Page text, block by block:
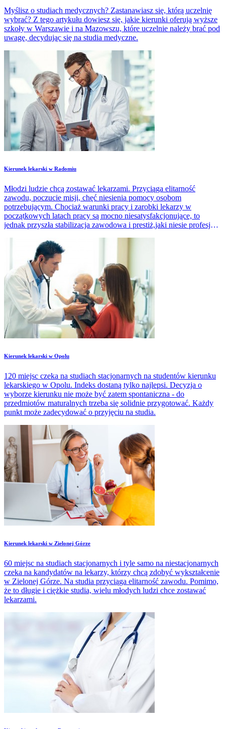
Myślisz o studiach medycznych? Zastanawiasz się, którą uczelnię
wybrać? Z tego artykułu dowiesz się, jakie kierunki oferują wyższe
szkoły w Warszawie i na Mazowszu, które uczelnie należy brać pod
uwagę, decydując się na studia medyczne.
Kierunek lekarski w Radomiu
Młodzi ludzie chcą zostawać lekarzami. Przyciąga elitarność
zawodu, poczucie misji, chęć niesienia pomocy osobom
potrzebującym. Chociaż warunki pracy i zarobki lekarzy w
początkowych latach pracy są mocno niesatysfakcjonujące, to
jednak przyszła stabilizacja zawodowa i prestiż,jaki niesie profesja
Kierunek lekarski w Opolu
120 miejsc czeka na studiach stacjonarnych na studentów kierunku
lekarskiego w Opolu. Indeks dostaną tylko najlepsi. Decyzja o
wyborze kierunku nie może być zatem spontaniczna - do
przedmiotów maturalnych trzeba się solidnie przygotować. Każdy
punkt może zadecydować o przyjęciu na studia.
Kierunek lekarski w Zielonej Górze
60 miejsc na studiach stacjonarnych i tyle samo na niestacjonarnych
czeka na kandydatów na lekarzy, którzy chcą zdobyć wykształcenie
w Zielonej Górze. Na studia przyciąga elitarność zawodu. Pomimo,
że to długie i ciężkie studia, wielu młodych ludzi chce zostawać
lekarzami.